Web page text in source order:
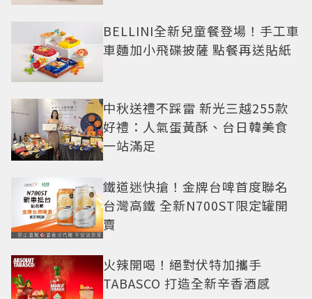
BELLINI全新兒童餐登場！手工車
車麵加小飛碟披薩 點餐再送貼紙
中秋送禮不踩雷 新光三越255款
好禮：人氣蛋黃酥、台日韓美食
一站滿足
鐵道迷快搶！金牌台啤首度聯名
台灣高鐵 全新N700ST限定罐開
賣
火辣開喝！絕對伏特加攜手
TABASCO 打造全新辛香酒感